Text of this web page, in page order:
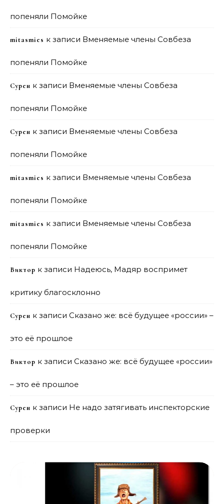
попеняли Помойке
mitasmies к записи Вменяемые члены Совбеза
попеняли Помойке
Сурен к записи Вменяемые члены Совбеза
попеняли Помойке
Сурен к записи Вменяемые члены Совбеза
попеняли Помойке
mitasmies к записи Вменяемые члены Совбеза
попеняли Помойке
mitasmies к записи Вменяемые члены Совбеза
попеняли Помойке
Виктор к записи Надеюсь, Мадяр воспримет
критику благосклонно
Сурен к записи Сказано же: всё будущее «россии» –
это её прошлое
Виктор к записи Сказано же: всё будущее «россии»
– это её прошлое
Сурен к записи Не надо затягивать инспекторские
проверки